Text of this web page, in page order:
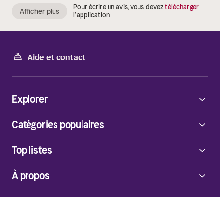
Afficher plus Pour écrire un avis, vous deveztélécharger
l’application
Aide et contact
À propos
Explorer
Catégories populaires
Top listes